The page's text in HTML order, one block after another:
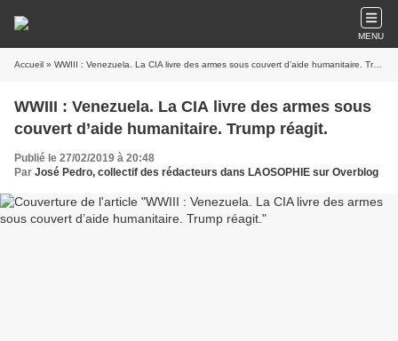
MENU
Accueil » WWIII : Venezuela. La CIA livre des armes sous couvert d’aide humanitaire. Trump réagit.
WWIII : Venezuela. La CIA livre des armes sous
couvert d’aide humanitaire. Trump réagit.
Publié le 27/02/2019 à 20:48
Par José Pedro, collectif des rédacteurs dans LAOSOPHIE sur Overblog